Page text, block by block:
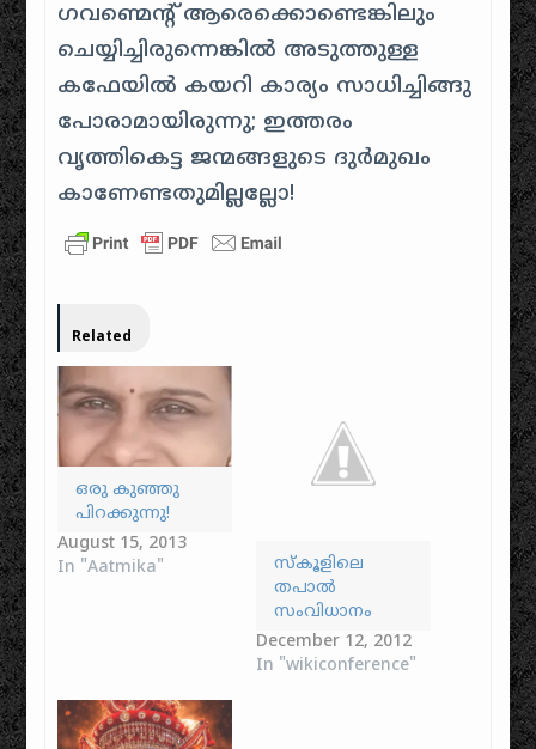
ഗവണ്മെന്റ് ആരെക്കൊണ്ടെങ്കിലും
ചെയ്യിച്ചിരുന്നെങ്കിൽ അടുത്തുള്ള
കഫേയിൽ കയറി കാര്യം സാധിച്ചിങ്ങു
പോരാമായിരുന്നു; ഇത്തരം
വൃത്തികെട്ട ജന്മങ്ങളുടെ ദുർമുഖം
കാണേണ്ടതുമില്ലല്ലോ!
Related
ഒരു കുഞ്ഞു
പിറക്കുന്നു!
August 15, 2013
In "Aatmika"
സ്കൂളിലെ
തപാല്‍
സം‌വിധാനം
December 12, 2012
In "wikiconference"